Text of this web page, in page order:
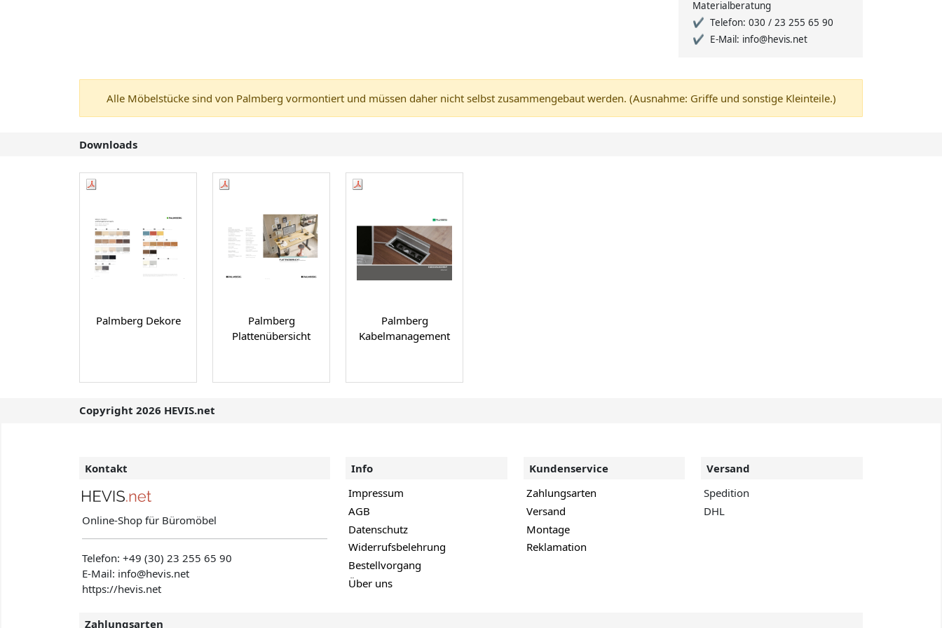
Materialberatung
Telefon: 030 / 23 255 65 90
E-Mail: info@hevis.net
Alle Möbelstücke sind von Palmberg vormontiert und müssen daher nicht selbst zusammengebaut werden. (Ausnahme: Griffe und sonstige Kleinteile.)
Downloads
Palmberg Dekore
Palmberg
Plattenübersicht
Palmberg
Kabelmanagement
Copyright 2026 HEVIS.net
Kontakt
Online-Shop für Büromöbel
Telefon:+49 (30) 23 255 65 90
E-Mail: info@hevis.net
https://hevis.net
Info
Impressum
AGB
Datenschutz
Widerrufsbelehrung
Bestellvorgang
Über uns
Kundenservice
Zahlungsarten
Versand
Montage
Reklamation
Versand
Spedition
DHL
Zahlungsarten